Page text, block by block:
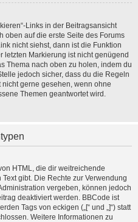
Links in der Beitragsansicht
oben auf die erste Seite des Forums
nicht siehst, dann ist die Funktion
letzten Markierung ist nicht genügend
Thema nach oben zu holen, indem du
jedoch sicher, dass du die Regeln
gerne gesehen, wenn ohne
Themen geantwortet wird.
HTML, die dir weitreichende
gibt. Die Rechte zur Verwendung
vergeben, können jedoch
deaktiviert werden. BBCode ist
Tags von eckigen („[“ und „]“) statt
Weitere Informationen zu